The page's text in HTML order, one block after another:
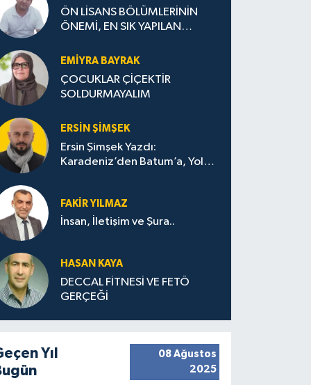
ÖN LİSANS BÖLÜMLERİNİN
ÖNEMİ, EN SIK YAPILAN
STRATEJİLERİ
EMIYRA BAYRAK
ÇOCUKLAR ÇİÇEKTİR
SOLDURMAYALIM
ERSIN ŞIMŞEK
Ersin Şimşek Yazdı:
Karadeniz’den Batum’a, Yolun
FAKIR YILMAZ
İnsan, İletişim ve Şura..
HASAN KAYA
DECCAL FİTNESİ VE FETÖ
GERÇEĞİ
Yıl
08 Ağustos
2025